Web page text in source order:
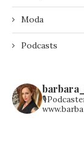
Moda
Podcasts